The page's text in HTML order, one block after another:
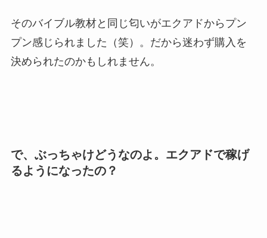
そのバイブル教材と同じ匂いがエクアドからプン
プン感じられました（笑）。だから迷わず購入を
決められたのかもしれません。
で、ぶっちゃけどうなのよ。エクアドで稼げ
るようになったの？